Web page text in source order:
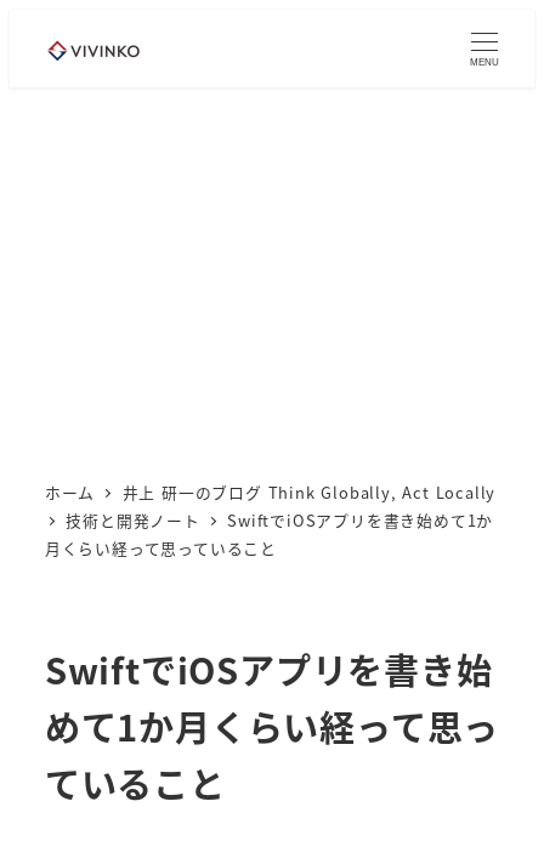
MENU
ホーム
井上 研一のブログ Think Globally, Act Locally
技術と開発ノート
SwiftでiOSアプリを書き始めて1か
月くらい経って思っていること
SwiftでiOSアプリを書き始
めて1か月くらい経って思っ
ていること